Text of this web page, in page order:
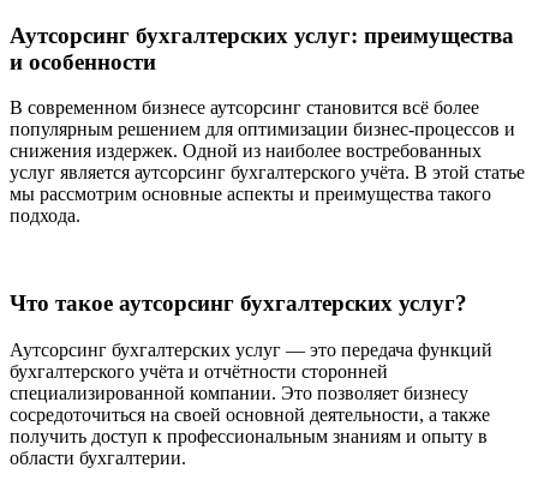
Аутсорсинг бухгалтерских услуг: преимущества
и особенности
В современном бизнесе аутсорсинг становится всё более
популярным решением для оптимизации бизнес-процессов и
снижения издержек. Одной из наиболее востребованных
услуг является аутсорсинг бухгалтерского учёта. В этой статье
мы рассмотрим основные аспекты и преимущества такого
подхода.
Что такое аутсорсинг бухгалтерских услуг?
Аутсорсинг бухгалтерских услуг — это передача функций
бухгалтерского учёта и отчётности сторонней
специализированной компании. Это позволяет бизнесу
сосредоточиться на своей основной деятельности, а также
получить доступ к профессиональным знаниям и опыту в
области бухгалтерии.